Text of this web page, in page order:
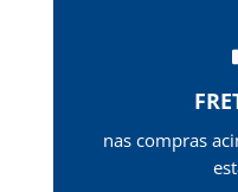
nas compras